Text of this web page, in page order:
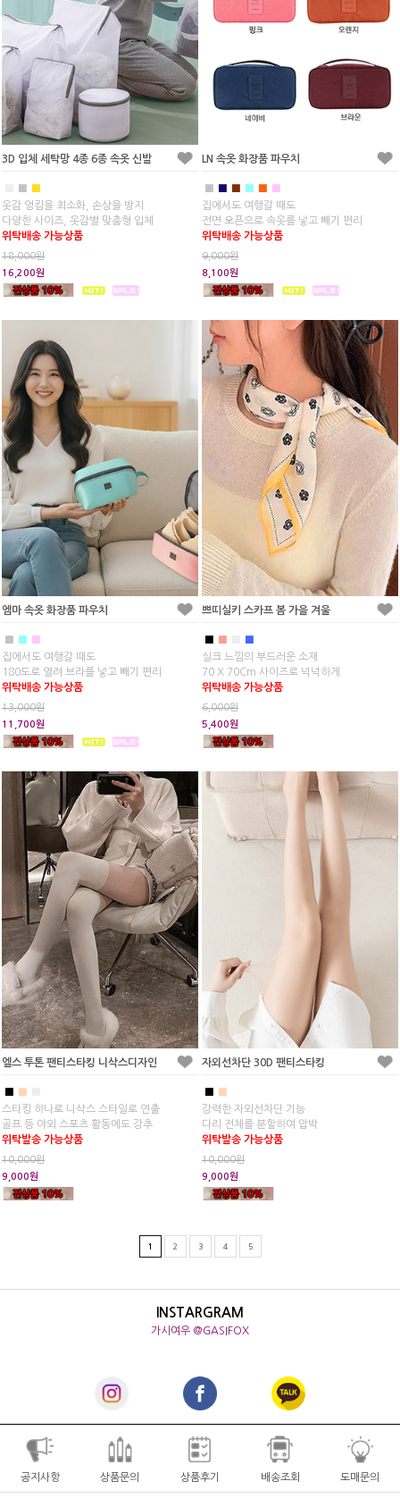
3D 입체 세탁망 4종 6종 속옷 신발
■ ■
옷감 엉킴을 최소화, 손상을 방지
다양한 사이즈, 옷감별 맞춤형 입체
위탁배송 가능상품
18,000원
16,200원
LN 속옷 화장품 파우치
■ ■ ■ ■ ■ ■
집에서도 여행갈 때도
전면 오픈으로 속옷를 넣고 빼기 편리
위탁배송 가능상품
9,000원
8,100원
엠마 속옷 화장품 파우치
집에서도 여행갈 때도
180도로 열려 브라를 넣고 빼기 편리
위탁배송 가능상품
13,000원
11,700원
쁘띠실키 스카프 봄 가을 겨울
■ ■
실크 느낌의 부드러운 소재
70 X 70Cm 사이즈로 넉넉하게
위탁배송 가능상품
6,000원
5,400원
엘스 투톤 팬티스타킹 니삭스디자인
■ ■
스타킹 하나로 니삭스 스타일로 연출
골프 등 야외 스포츠 활동에도 강추
위탁발송 가능상품
10,000원
9,000원
자외선차단 30D 팬티스타킹
■ ■
강력한 자외선차단 기능
다리 전체를 분할하여 압박
위탁발송 가능상품
10,000원
9,000원
1 2 3 4 5
INSTARGRAM
가시여우 @GASIFOX
공지사항 상품문의 상품후기 배송조회 도매문의